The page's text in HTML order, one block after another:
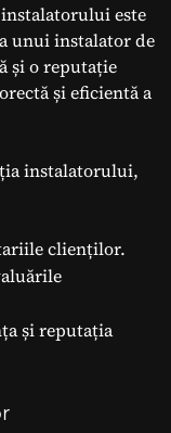
este
unui instalator de
și o reputație
și eficientă a
instalatorului,
clienților.
și reputația